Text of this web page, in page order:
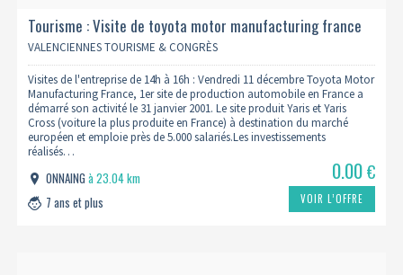
Tourisme : Visite de toyota motor manufacturing france
11/12 (complet)
VALENCIENNES TOURISME & CONGRÈS
Visites de l'entreprise de 14h à 16h : Vendredi 11 décembre Toyota Motor
Manufacturing France, 1er site de production automobile en France a
démarré son activité le 31 janvier 2001. Le site produit Yaris et Yaris
Cross (voiture la plus produite en France) à destination du marché
européen et emploie près de 5.000 salariés.Les investissements
réalisés…
ONNAINGà 23.04 km
7 ans et plus
0.00€
VOIR L’OFFRE